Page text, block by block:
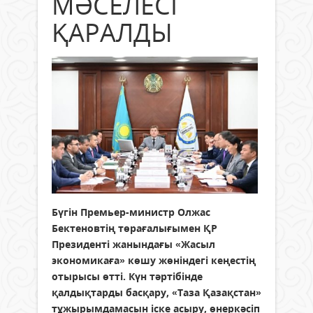
ҚАРАЛДЫ
Бүгін Премьер-министр Олжас
Бектеновтің төрағалығымен ҚР
Президенті жанындағы «Жасыл
экономикаға» көшу жөніндегі кеңестің
отырысы өтті. Күн тәртібінде
қалдықтарды басқару, «Таза Қазақстан»
тұжырымдамасын іске асыру, өнеркәсіп